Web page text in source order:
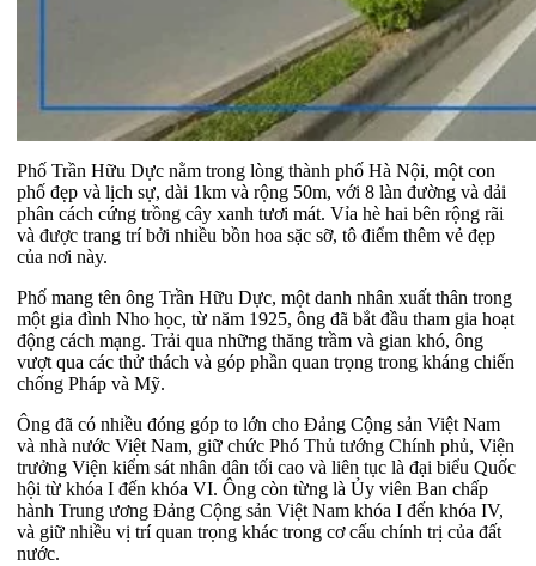
Phố Trần Hữu Dực nằm trong lòng thành phố Hà Nội, một con
phố đẹp và lịch sự, dài 1km và rộng 50m, với 8 làn đường và dải
phân cách cứng trồng cây xanh tươi mát. Vỉa hè hai bên rộng rãi
và được trang trí bởi nhiều bồn hoa sặc sỡ, tô điểm thêm vẻ đẹp
của nơi này.
Phố mang tên ông Trần Hữu Dực, một danh nhân xuất thân trong
một gia đình Nho học, từ năm 1925, ông đã bắt đầu tham gia hoạt
động cách mạng. Trải qua những thăng trầm và gian khó, ông
vượt qua các thử thách và góp phần quan trọng trong kháng chiến
chống Pháp và Mỹ.
Ông đã có nhiều đóng góp to lớn cho Đảng Cộng sản Việt Nam
và nhà nước Việt Nam, giữ chức Phó Thủ tướng Chính phủ, Viện
trưởng Viện kiểm sát nhân dân tối cao và liên tục là đại biểu Quốc
hội từ khóa I đến khóa VI. Ông còn từng là Ủy viên Ban chấp
hành Trung ương Đảng Cộng sản Việt Nam khóa I đến khóa IV,
và giữ nhiều vị trí quan trọng khác trong cơ cấu chính trị của đất
nước.